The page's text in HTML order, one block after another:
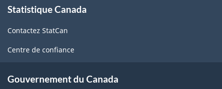
propos
ce
site
Statistique Canada
Contactez StatCan
Centre de confiance
Gouvernement du Canada